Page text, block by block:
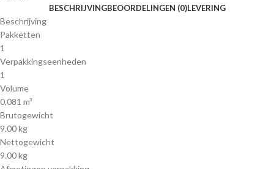
BESCHRIJVINGBEOORDELINGEN (0)LEVERING
Beschrijving
Pakketten
1
Verpakkingseenheden
1
Volume
0,081 m³
Brutogewicht
9.00 kg
Nettogewicht
9.00 kg